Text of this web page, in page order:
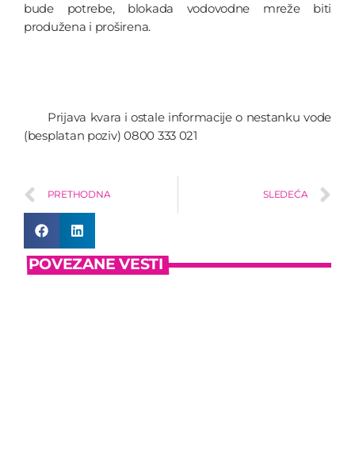
bude potrebe, blokada vodovodne mreže biti
produžena i proširena.
Prijava kvara i ostale informacije o nestanku vode
(besplatan poziv) 0800 333 021
PRETHODNA SLEDEĆA
POVEZANE VESTI